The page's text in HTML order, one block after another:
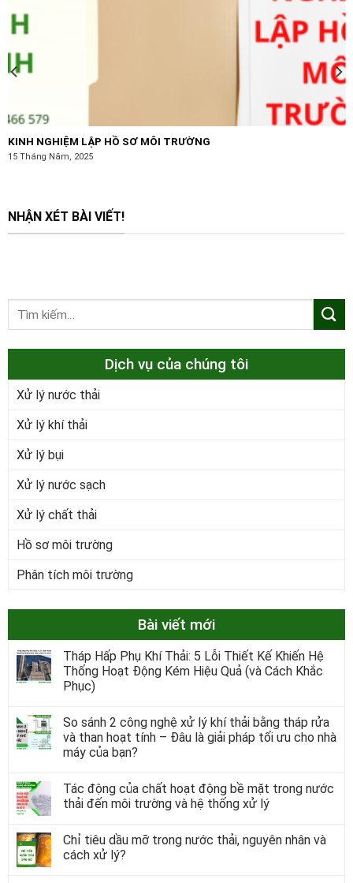
KINH NGHIỆM LẬP HỒ SƠ MÔI TRƯỜNG
15 Tháng Năm, 2025
NHẬN XÉT BÀI VIẾT!
Dịch vụ của chúng tôi
Xử lý nước thải
Xử lý khí thải
Xử lý bụi
Xử lý nước sạch
Xử lý chất thải
Hồ sơ môi trường
Phân tích môi trường
Bài viết mới
Tháp Hấp Phụ Khí Thải: 5 Lỗi Thiết Kế Khiến Hệ
Thống Hoạt Động Kém Hiệu Quả (và Cách Khắc
Phục)
So sánh 2 công nghệ xử lý khí thải bằng tháp rửa
và than hoạt tính – Đâu là giải pháp tối ưu cho nhà
máy của bạn?
Tác động của chất hoạt động bề mặt trong nước
thải đến môi trường và hệ thống xử lý
Chỉ tiêu dầu mỡ trong nước thải, nguyên nhân và
cách xử lý?